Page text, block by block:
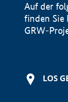
Auf der
finden Sie
GRW-
LOS